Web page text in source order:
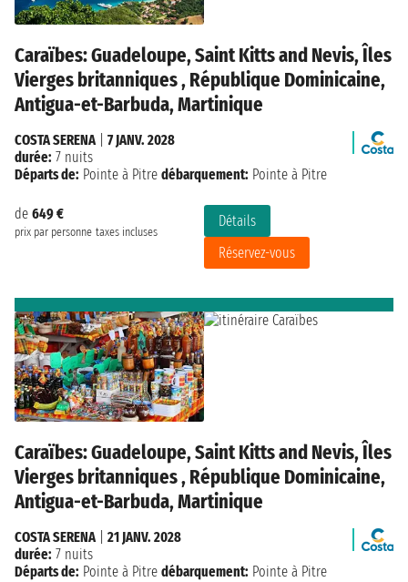
Caraïbes: Guadeloupe, Saint Kitts and Nevis, Îles
Vierges britanniques , République Dominicaine,
Antigua-et-Barbuda, Martinique
de 649 €
prix par personne taxes incluses
Détails
Réservez-vous
COSTA SERENA| 7 JANV. 2028
durée: 7 nuits
Départs de: Pointe à Pitre débarquement: Pointe à Pitre
Caraïbes: Guadeloupe, Saint Kitts and Nevis, Îles
Vierges britanniques , République Dominicaine,
Antigua-et-Barbuda, Martinique
COSTA SERENA| 21 JANV. 2028
durée: 7 nuits
Départs de: Pointe à Pitre débarquement: Pointe à Pitre